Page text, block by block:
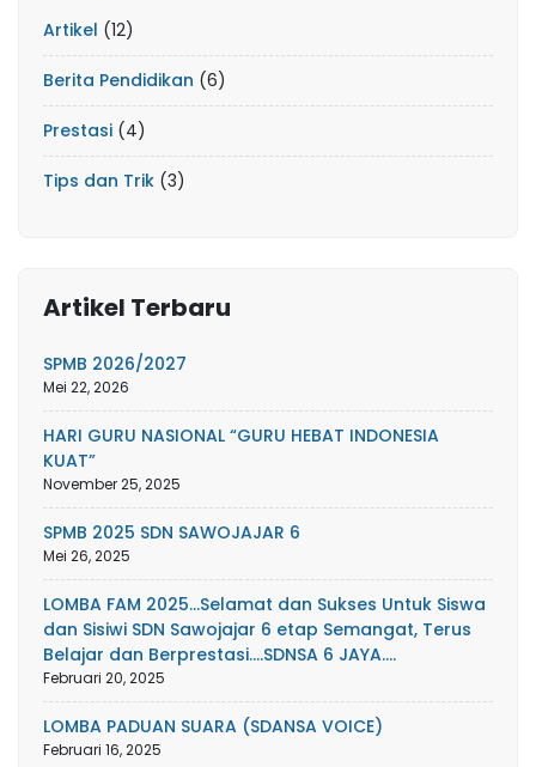
Artikel (12)
Berita Pendidikan (6)
Prestasi (4)
Tips dan Trik (3)
Artikel Terbaru
SPMB 2026/2027
Mei 22, 2026
HARI GURU NASIONAL “GURU HEBAT INDONESIA
KUAT”
November 25, 2025
SPMB 2025 SDN SAWOJAJAR 6
Mei 26, 2025
LOMBA FAM 2025…Selamat dan Sukses Untuk Siswa
dan Sisiwi SDN Sawojajar 6 etap Semangat, Terus
Belajar dan Berprestasi….SDNSA 6 JAYA….
Februari 20, 2025
LOMBA PADUAN SUARA (SDANSA VOICE)
Februari 16, 2025